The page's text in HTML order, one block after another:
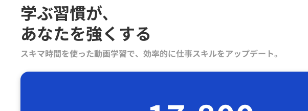
学ぶ習慣が､
あなたを強くする
スキマ時間を使った動画学習で、効率的に仕事スキルをアップデート。